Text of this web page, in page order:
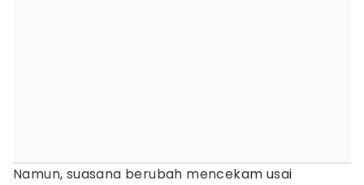
Namun, suasana berubah mencekam usai